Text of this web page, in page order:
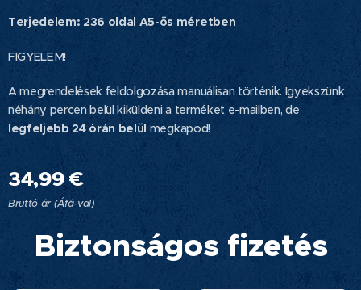
Terjedelem: 236 oldal A5-ös méretben
FIGYELEM!
A megrendelések feldolgozása manuálisan történik. Igyekszünk
néhány percen belül kiküldeni a terméket e-mailben, de
legfeljebb 24 órán belül megkapod!
34,99€
Bruttó ár (Áfá-val)
Biztonságos fizetés